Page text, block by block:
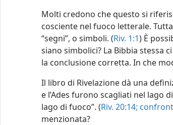
o della “Geenna”?
Molti credono che questo si
cosciente nel fuoco letterale.
“segni”, o simboli. (Riv. 1:1) È
siano simbolici? La Bibbia
la conclusione corretta. In che
Il libro di Rivelazione dà una
e l’Ades furono scagliati nel lago
lago di fuoco”. (Riv. 20:14;
menzionata?